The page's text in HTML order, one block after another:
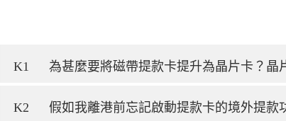
K1 為甚麼要將磁帶提款卡提升為晶片卡？晶
K2 假如我離港前忘記啟動提款卡的境外提款